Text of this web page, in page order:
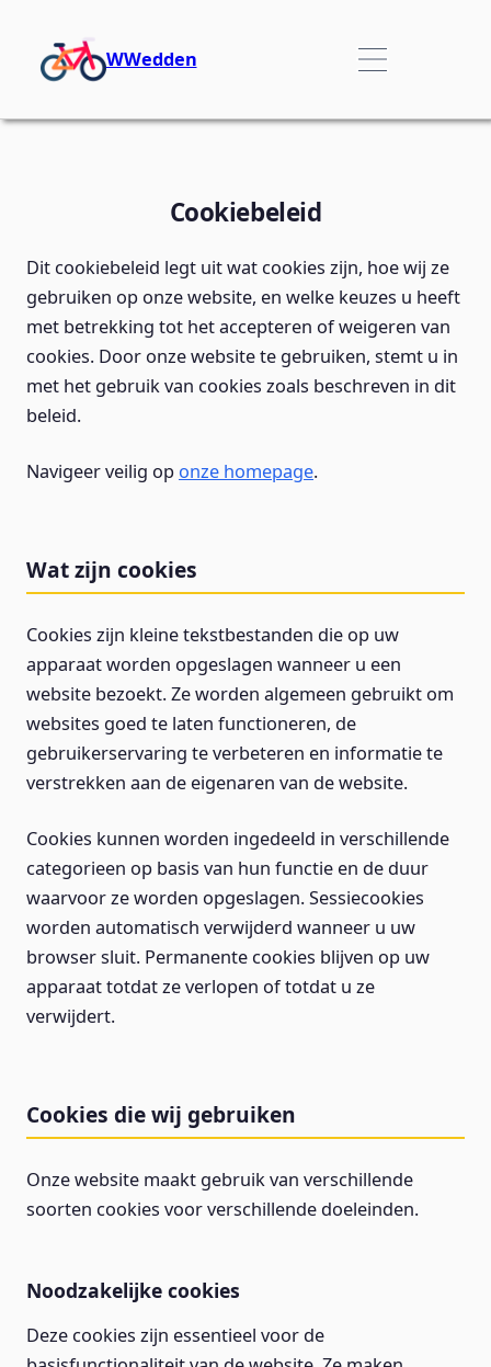
WWedden
Cookiebeleid
Dit cookiebeleid legt uit wat cookies zijn, hoe wij ze
gebruiken op onze website, en welke keuzes u heeft
met betrekking tot het accepteren of weigeren van
cookies. Door onze website te gebruiken, stemt u in
met het gebruik van cookies zoals beschreven in dit
beleid.
Navigeer veilig op onze homepage.
Wat zijn cookies
Cookies zijn kleine tekstbestanden die op uw
apparaat worden opgeslagen wanneer u een
website bezoekt. Ze worden algemeen gebruikt om
websites goed te laten functioneren, de
gebruikerservaring te verbeteren en informatie te
verstrekken aan de eigenaren van de website.
Cookies kunnen worden ingedeeld in verschillende
categorieen op basis van hun functie en de duur
waarvoor ze worden opgeslagen. Sessiecookies
worden automatisch verwijderd wanneer u uw
browser sluit. Permanente cookies blijven op uw
apparaat totdat ze verlopen of totdat u ze
verwijdert.
Cookies die wij gebruiken
Onze website maakt gebruik van verschillende
soorten cookies voor verschillende doeleinden.
Noodzakelijke cookies
Deze cookies zijn essentieel voor de